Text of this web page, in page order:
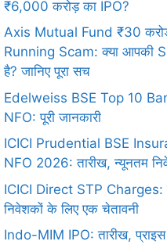
₹6,000 करोड़ का IPO?
Axis Mutual Fund ₹30
Running Scam: क्या आपकी
है? जानिए पूरा सच
Edelweiss BSE Top 10
NFO: पूरी जानकारी
ICICI Prudential BSE
NFO 2026: तारीख, न्यूनतम
ICICI Direct STP Charges:
निवेशकों के लिए एक चेतावनी
Indo-MIM IPO: तारीख,